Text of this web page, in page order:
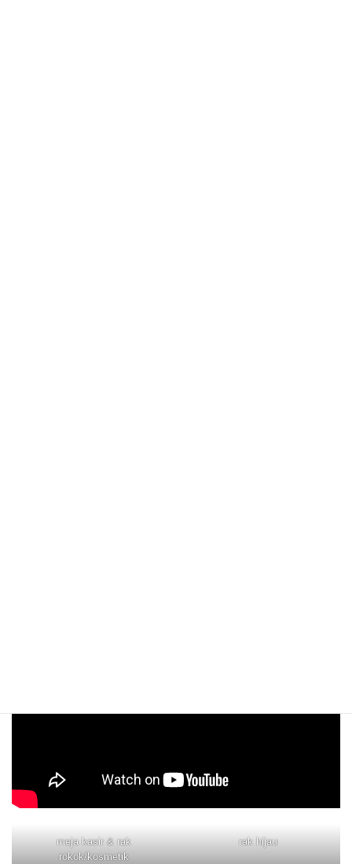
meja kasir & rak
rokok/kosmetik
rak hijau